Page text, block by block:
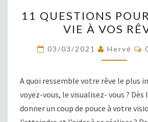
POUR
VIE
VOS
11 QUESTIONS
VIE À VOS
03/03/2021 Hervé
A quoi ressemble votre rêve le plus
voyez-vous, le visualisez- vous ?
donner un coup de pouce à votre